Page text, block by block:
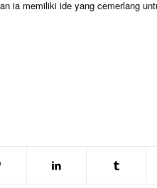
ia memiliki ide yang cemerlang